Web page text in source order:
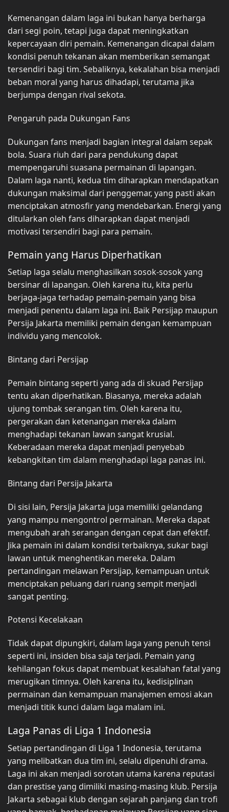
Kemenangan dalam laga ini bukan hanya berharga
dari segi poin, tetapi juga dapat meningkatkan
kepercayaan diri pemain. Kemenangan dicapai dalam
kondisi penuh tekanan akan memberikan semangat
tersendiri bagi tim. Sebaliknya, kekalahan bisa menjadi
beban moral yang harus dihadapi, terutama jika
berjumpa dengan rival sekota.
Pengaruh pada Dukungan Fans
Dukungan fans menjadi bagian integral dalam sepak
bola. Suara riuh dari para pendukung dapat
mempengaruhi suasana permainan di lapangan.
Dalam laga nanti, kedua tim diharapkan mendapatkan
dukungan maksimal dari penggemar, yang pasti akan
menciptakan atmosfir yang mendebarkan. Energi yang
ditularkan oleh fans diharapkan dapat menjadi
motivasi tersendiri bagi para pemain.
Pemain yang Harus Diperhatikan
Setiap laga selalu menghasilkan sosok-sosok yang
bersinar di lapangan. Oleh karena itu, kita perlu
berjaga-jaga terhadap pemain-pemain yang bisa
menjadi penentu dalam laga ini. Baik Persijap maupun
Persija Jakarta memiliki pemain dengan kemampuan
individu yang mencolok.
Bintang dari Persijap
Pemain bintang seperti yang ada di skuad Persijap
tentu akan diperhatikan. Biasanya, mereka adalah
ujung tombak serangan tim. Oleh karena itu,
pergerakan dan ketenangan mereka dalam
menghadapi tekanan lawan sangat krusial.
Keberadaan mereka dapat menjadi penyebab
kebangkitan tim dalam menghadapi laga panas ini.
Bintang dari Persija Jakarta
Di sisi lain, Persija Jakarta juga memiliki gelandang
yang mampu mengontrol permainan. Mereka dapat
mengubah arah serangan dengan cepat dan efektif.
Jika pemain ini dalam kondisi terbaiknya, sukar bagi
lawan untuk menghentikan mereka. Dalam
pertandingan melawan Persijap, kemampuan untuk
menciptakan peluang dari ruang sempit menjadi
sangat penting.
Potensi Kecelakaan
Tidak dapat dipungkiri, dalam laga yang penuh tensi
seperti ini, insiden bisa saja terjadi. Pemain yang
kehilangan fokus dapat membuat kesalahan fatal yang
merugikan timnya. Oleh karena itu, kedisiplinan
permainan dan kemampuan manajemen emosi akan
menjadi titik kunci dalam laga malam ini.
Laga Panas di Liga 1 Indonesia
Setiap pertandingan di Liga 1 Indonesia, terutama
yang melibatkan dua tim ini, selalu dipenuhi drama.
Laga ini akan menjadi sorotan utama karena reputasi
dan prestise yang dimiliki masing-masing klub. Persija
Jakarta sebagai klub dengan sejarah panjang dan trofi